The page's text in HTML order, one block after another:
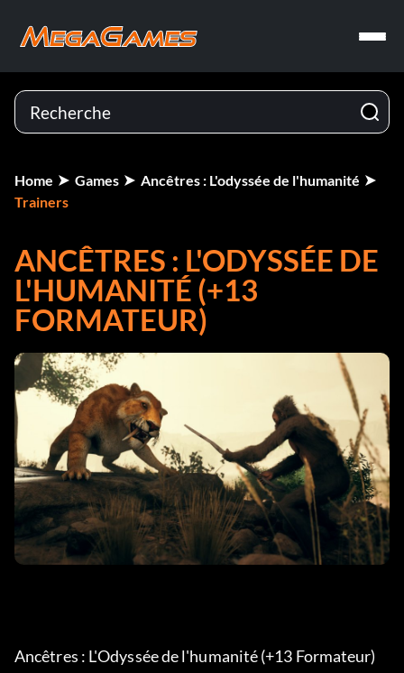
Home Games
Ancêtres : L'odyssée de l'humanité
Trainers
ANCÊTRES : L'ODYSSÉE DE
L'HUMANITÉ (+13
FORMATEUR)
Ancêtres : L'Odyssée de l'humanité (+13 Formateur)